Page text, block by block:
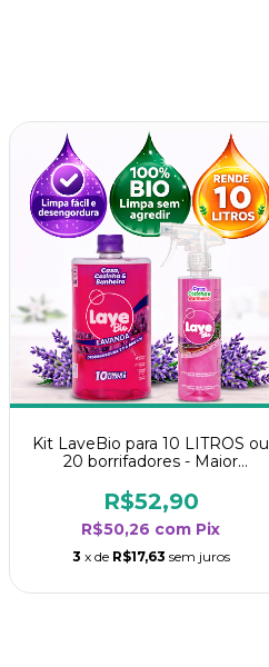
Kit LaveBio para 10 LITROS ou
20 borrifadores - Maior
Lavanda
R$52,90
R$50,26 com Pix
3 x de R$17,63 sem juros